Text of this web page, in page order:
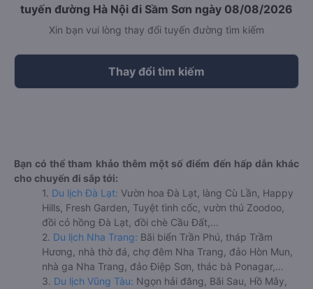
tuyến đường Hà Nội đi Sầm Sơn ngày 08/08/2026
Xin bạn vui lòng thay đổi tuyến đường tìm kiếm
Thay đổi tìm kiếm
Bạn có thể tham khảo thêm một số điểm đến hấp dẫn khác
cho chuyến đi sắp tới:
1. Du lịch Đà Lạt: Vườn hoa Đà Lạt, làng Cù Lần, Happy
Hills, Fresh Garden, Tuyệt tình cốc, vườn thú Zoodoo,
đồi cỏ hồng Đà Lạt, đồi chè Cầu Đất,...
2. Du lịch Nha Trang: Bãi biển Trần Phú, tháp Trầm
Hương, nhà thờ đá, chợ đêm Nha Trang, đảo Hòn Mun,
nhà ga Nha Trang, đảo Điệp Sơn, thác bà Ponagar,...
3. Du lịch Vũng Tàu: Ngọn hải đăng, Bãi Sau, Hồ Mây,